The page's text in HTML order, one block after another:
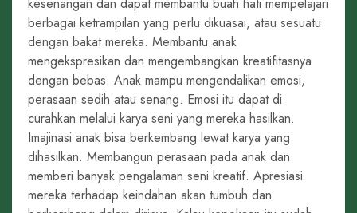
berbagai ketrampilan yang perlu dikuasai, atau sesuatu
dengan bakat mereka. Membantu anak
mengekspresikan dan mengembangkan kreatifitasnya
dengan bebas. Anak mampu mengendalikan emosi,
perasaan sedih atau senang. Emosi itu dapat di
curahkan melalui karya seni yang mereka hasilkan.
Imajinasi anak bisa berkembang lewat karya yang
dihasilkan. Membangun perasaan pada anak dan
memberi banyak pengalaman seni kreatif. Apresiasi
mereka terhadap keindahan akan tumbuh dan